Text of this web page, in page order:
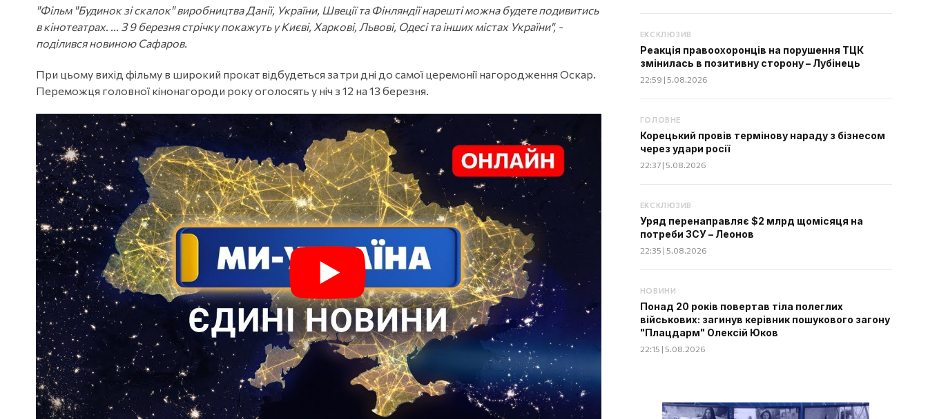
"Фільм "Будинок зі скалок" виробництва Данії, України, Швеції та Фінляндії нарешті можна будете подивитись
в кінотеатрах. ... З 9 березня стрічку покажуть у Києві, Харкові, Львові, Одесі та інших містах України", -
поділився новиною Сафаров.
При цьому вихід фільму в широкий прокат відбудеться за три дні до самої церемонії нагородження Оскар.
Переможця головної кінонагороди року оголосять у ніч з 12 на 13 березня.
ЕКСКЛЮЗИВ
Реакція правоохоронців на порушення ТЦК
змінилась в позитивну сторону – Лубінець
22:59 | 5.08.2026
ГОЛОВНЕ
Корецький провів термінову нараду з бізнесом
через удари росії
22:37 | 5.08.2026
ЕКСКЛЮЗИВ
Уряд перенаправляє $2 млрд щомісяця на
потреби ЗСУ – Леонов
22:35 | 5.08.2026
НОВИНИ
Понад 20 років повертав тіла полеглих
військових: загинув керівник пошукового загону
"Плацдарм" Олексій Юков
22:15 | 5.08.2026